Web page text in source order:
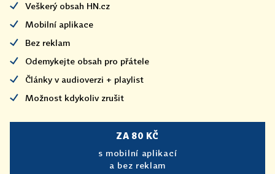
Veškerý obsah HN.cz
Mobilní aplikace
Bez reklam
Odemykejte obsah pro přátele
Články v audioverzi + playlist
Možnost kdykoliv zrušit
ZA 80 KČ
s mobilní aplikací
a bez reklam